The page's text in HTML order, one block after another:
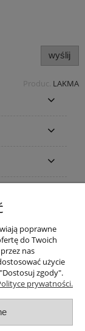
wyślij
Produc. LAKMA
poprawne
do Twoich
nas
użycie
zgody".
prywatności.